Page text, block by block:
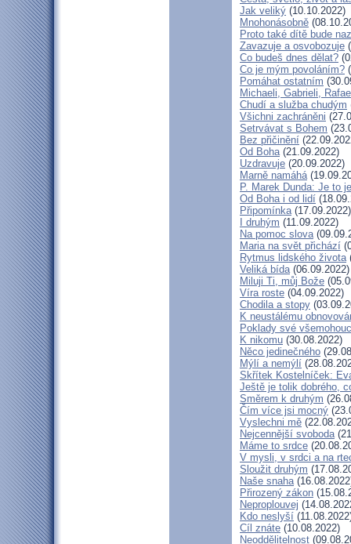
Jak veliký (10.10.2022)
Mnohonásobně
Proto také dítě bude
Zavazuje a osvobozuje
Co budeš dnes dělat?
Co je mým povoláním?
Pomáhat ostatním
Michaeli, Gabrieli,
Chudí a služba chudým
Všichni zachráněni
Setrvávat s Bohem
Bez přičinění
Od Boha(21.09.2022)
Uzdravuje (20.09.2022)
Marně namáhá
P. Marek Dunda: Je to
Od Boha i od lidí
Připomínka(17.09.2022)
I druhým (11.09.2022)
Na pomoc slova
Maria na svět přichází
Rytmus lidského života
Veliká bída(06.09.2022)
Miluji Ti, můj Bože
Víra roste (04.09.2022)
Chodila a stopy
K neustálému
Poklady své
K nikomu (30.08.2022)
Něco jedinečného
Mýlí a nemýlí
Skřítek Kostelníček:
Ještě je tolik dobrého,
Směrem k druhým
Čím více jsi mocný
Vyslechni mě
Nejcennější svoboda
Máme to srdce
V mysli, v srdci a na
Sloužit druhým
Naše snaha
Přirozený zákon
Neproplouvej
Kdo neslyší
Cíl znáte (10.08.2022)
Neoddělitelnost